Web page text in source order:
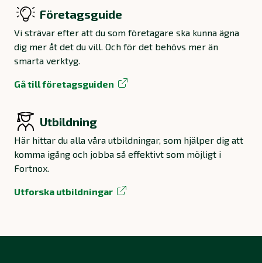
Företagsguide
Vi strävar efter att du som företagare ska kunna ägna
dig mer åt det du vill. Och för det behövs mer än
smarta verktyg.
Gå till företagsguiden
Utbildning
Här hittar du alla våra utbildningar, som hjälper dig att
komma igång och jobba så effektivt som möjligt i
Fortnox.
Utforska utbildningar